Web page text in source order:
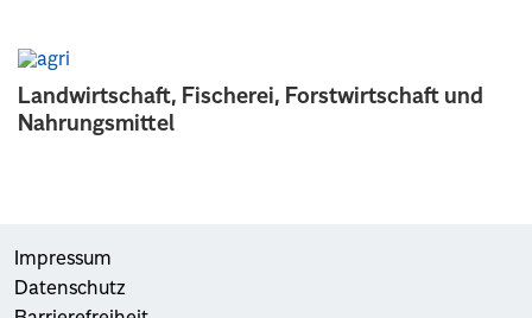
Landwirtschaft, Fischerei, Forstwirtschaft und
Nahrungsmittel
Impressum
Datenschutz